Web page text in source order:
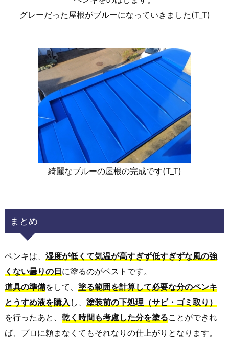
グレーだった屋根がブルーになっていきました(T_T)
綺麗なブルーの屋根の完成です(T_T)
まとめ
ペンキは、 湿度が低くて気温が高すぎず低すぎずな風の強
くない曇りの日に塗るのがベストです。
道具の準備をして、 塗る範囲を計算して必要な分のペンキ
とうすめ液を購入 し、 塗装前の下処理（サビ・ゴミ取り）
を行ったあと、 乾く時間も考慮した分を塗ることができれ
ば、プロに頼まなくてもそれなりの仕上がりとなります。